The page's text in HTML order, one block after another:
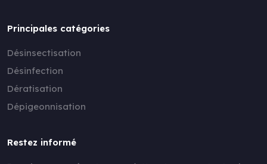
Principales catégories
Désinsectisation
Désinfection
Dératisation
Dépigeonnisation
Restez informé